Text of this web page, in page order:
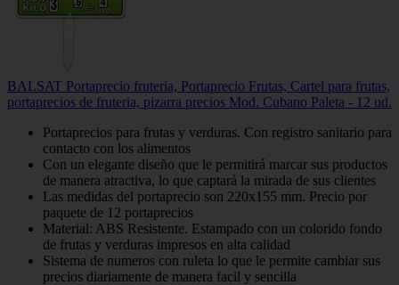
BALSAT Portaprecio fruteria, Portaprecio Frutas, Cartel para frutas,
portaprecios de fruteria, pizarra precios Mod. Cubano Paleta - 12 ud.
Portaprecios para frutas y verduras. Con registro sanitario para
contacto con los alimentos
Con un elegante diseño que le permitirá marcar sus productos
de manera atractiva, lo que captará la mirada de sus clientes
Las medidas del portaprecio son 220x155 mm. Precio por
paquete de 12 portaprecios
Material: ABS Resistente. Estampado con un colorido fondo
de frutas y verduras impresos en alta calidad
Sistema de numeros con ruleta lo que le permite cambiar sus
precios diariamente de manera facil y sencilla